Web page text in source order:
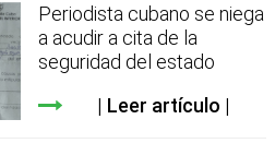
Periodista cubano se niega
a acudir a cita de la
seguridad del estado
Leer artículo